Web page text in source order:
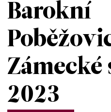
Barokní
Zámecké
2023